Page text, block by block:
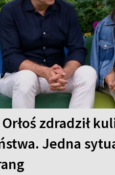
zdradził
Jedna